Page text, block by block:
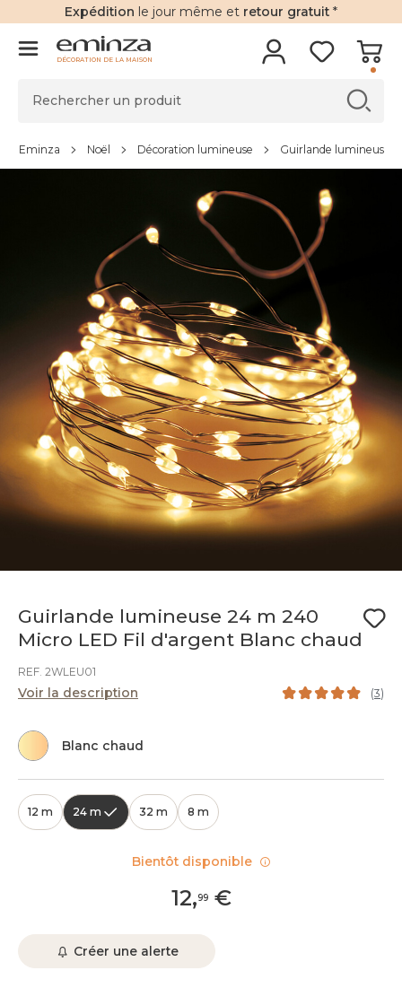
Expédition le jour même et retour gratuit *
DÉCORATION DE LA MAISON
Eminza Noël Décoration lumineuse Guirlande lumineuse
Guirlande lumineuse 24 m 240
Micro LED Fil d'argent Blanc chaud
REF. 2WLEU01
Voir la description (3)
Blanc chaud
12 m 24 m 32 m 8 m
12,99€
Créer une alerte